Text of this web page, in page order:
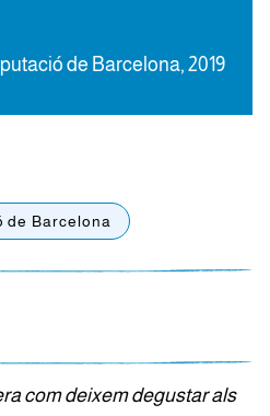
de Barcelona, 2019
de Barcelona
com deixem degustar als